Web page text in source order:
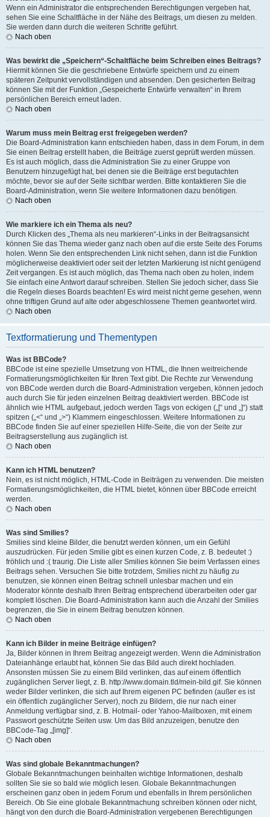
Wenn ein Administrator die entsprechenden Berechtigungen vergeben hat,
sehen Sie eine Schaltfläche in der Nähe des Beitrags, um diesen zu melden.
Sie werden dann durch die weiteren Schritte geführt.
Nach oben
Was bewirkt die „Speichern“-Schaltfläche beim Schreiben eines Beitrags?
Hiermit können Sie die geschriebene Entwürfe speichern und zu einem
späteren Zeitpunkt vervollständigen und absenden. Den gesicherten Beitrag
können Sie mit der Funktion „Gespeicherte Entwürfe verwalten“ in Ihrem
persönlichen Bereich erneut laden.
Nach oben
Warum muss mein Beitrag erst freigegeben werden?
Die Board-Administration kann entschieden haben, dass in dem Forum, in dem
Sie einen Beitrag erstellt haben, die Beiträge zuerst geprüft werden müssen.
Es ist auch möglich, dass die Administration Sie zu einer Gruppe von
Benutzern hinzugefügt hat, bei denen sie die Beiträge erst begutachten
möchte, bevor sie auf der Seite sichtbar werden. Bitte kontaktieren Sie die
Board-Administration, wenn Sie weitere Informationen dazu benötigen.
Nach oben
Wie markiere ich ein Thema als neu?
Durch Klicken des „Thema als neu markieren“-Links in der Beitragsansicht
können Sie das Thema wieder ganz nach oben auf die erste Seite des Forums
holen. Wenn Sie den entsprechenden Link nicht sehen, dann ist die Funktion
möglicherweise deaktiviert oder seit der letzten Markierung ist nicht genügend
Zeit vergangen. Es ist auch möglich, das Thema nach oben zu holen, indem
Sie einfach eine Antwort darauf schreiben. Stellen Sie jedoch sicher, dass Sie
die Regeln dieses Boards beachten! Es wird meist nicht gerne gesehen, wenn
ohne triftigen Grund auf alte oder abgeschlossene Themen geantwortet wird.
Nach oben
Textformatierung und Thementypen
Was ist BBCode?
BBCode ist eine spezielle Umsetzung von HTML, die Ihnen weitreichende
Formatierungsmöglichkeiten für Ihren Text gibt. Die Rechte zur Verwendung
von BBCode werden durch die Board-Administration vergeben, können jedoch
auch durch Sie für jeden einzelnen Beitrag deaktiviert werden. BBCode ist
ähnlich wie HTML aufgebaut, jedoch werden Tags von eckigen („[“ und „]“) statt
spitzen („<“ und „>“) Klammern eingeschlossen. Weitere Informationen zu
BBCode finden Sie auf einer speziellen Hilfe-Seite, die von der Seite zur
Beitragserstellung aus zugänglich ist.
Nach oben
Kann ich HTML benutzen?
Nein, es ist nicht möglich, HTML-Code in Beiträgen zu verwenden. Die meisten
Formatierungsmöglichkeiten, die HTML bietet, können über BBCode erreicht
werden.
Nach oben
Was sind Smilies?
Smilies sind kleine Bilder, die benutzt werden können, um ein Gefühl
auszudrücken. Für jeden Smilie gibt es einen kurzen Code, z. B. bedeutet :)
fröhlich und :( traurig. Die Liste aller Smilies können Sie beim Verfassen eines
Beitrags sehen. Versuchen Sie bitte trotzdem, Smilies nicht zu häufig zu
benutzen, sie können einen Beitrag schnell unlesbar machen und ein
Moderator könnte deshalb Ihren Beitrag entsprechend überarbeiten oder gar
komplett löschen. Die Board-Administration kann auch die Anzahl der Smilies
begrenzen, die Sie in einem Beitrag benutzen können.
Nach oben
Kann ich Bilder in meine Beiträge einfügen?
Ja, Bilder können in Ihrem Beitrag angezeigt werden. Wenn die Administration
Dateianhänge erlaubt hat, können Sie das Bild auch direkt hochladen.
Ansonsten müssen Sie zu einem Bild verlinken, das auf einem öffentlich
zugänglichen Server liegt, z. B. http://www.domain.tld/mein-bild.gif. Sie können
weder Bilder verlinken, die sich auf Ihrem eigenen PC befinden (außer es ist
ein öffentlich zugänglicher Server), noch zu Bildern, die nur nach einer
Anmeldung verfügbar sind, z. B. Hotmail- oder Yahoo-Mailboxen, mit einem
Passwort geschützte Seiten usw. Um das Bild anzuzeigen, benutze den
BBCode-Tag „[img]“.
Nach oben
Was sind globale Bekanntmachungen?
Globale Bekanntmachungen beinhalten wichtige Informationen, deshalb
sollten Sie sie so bald wie möglich lesen. Globale Bekanntmachungen
erscheinen ganz oben in jedem Forum und ebenfalls in Ihrem persönlichen
Bereich. Ob Sie eine globale Bekanntmachung schreiben können oder nicht,
hängt von den durch die Board-Administration vergebenen Berechtigungen